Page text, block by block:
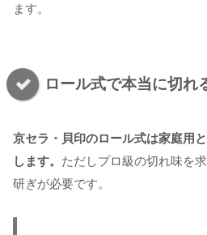
ます。
ロール式で本当に切れ
京セラ・貝印のロール式は家庭用
します。 ただしプロ級の切れ味を
研ぎが必要です。